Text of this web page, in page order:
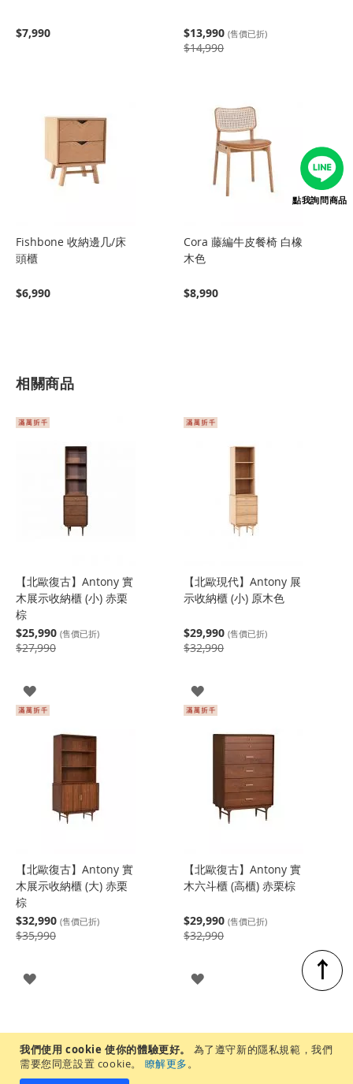
我們使用 cookie 使你的體驗更好。
為了遵守新的隱私規範，我們
需要您同意設置 cookie。
瞭解更多。
$7,990 $13,990 (售價已折)
$14,990
Fishbone 收納邊几/床
頭櫃
$6,990
Cora 藤編牛皮餐椅 白橡
木色
$8,990
相關商品
【北歐復古】Antony 實
木展示收納櫃 (小) 赤栗
棕
$25,990 (售價已折)
$27,990
登
入
【北歐現代】Antony 展
示收納櫃 (小) 原木色
$29,990 (售價已折)
$32,990
登
入
【北歐復古】Antony 實
木展示收納櫃 (大) 赤栗
棕
$32,990 (售價已折)
$35,990
登
【北歐復古】Antony 實
木六斗櫃 (高櫃) 赤栗棕
$29,990 (售價已折)
$32,990
登
↑
點我詢問商品